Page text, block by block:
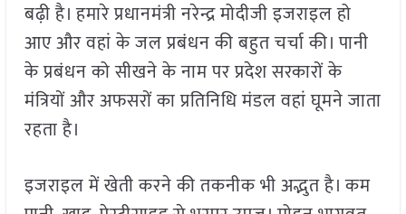
बढ़ी है। हमारे प्रधानमंत्री नरेन्द्र मोदीजी इजराइल हो
आए और वहां के जल प्रबंधन की बहुत चर्चा की। पानी
के प्रबंधन को सीखने के नाम पर प्रदेश सरकारों के
मंत्रियों और अफसरों का प्रतिनिधि मंडल वहां घूमने जाता
रहता है।
इजराइल में खेती करने की तकनीक भी अद्भुत है। कम